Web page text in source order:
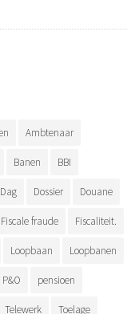
Ambtenaar
Banen BBI
Dag Dossier Douane
Fiscale fraude Fiscaliteit.
Loopbaan Loopbanen
P&O pensioen
Telewerk Toelage